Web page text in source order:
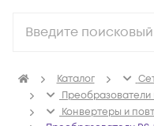
Каталог
Конвертеры и